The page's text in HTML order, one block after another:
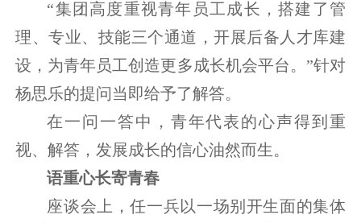
“集团高度重视青年员工成长，搭建了管
理、专业、技能三个通道，开展后备人才库建
设，为青年员工创造更多成长机会平台。”针对
杨思乐的提问当即给予了解答。
在一问一答中，青年代表的心声得到重
视、解答，发展成长的信心油然而生。
语重心长寄青春
座谈会上，任一兵以一场别开生面的集体